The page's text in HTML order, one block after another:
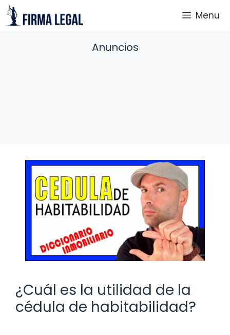
Saltar
al
Menu
Anuncios
¿Cuál es la utilidad de la
cédula de habitabilidad?